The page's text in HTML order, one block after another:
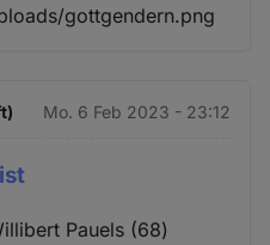
gottgendern.png
Mo. 6 Feb 2023 - 23:12
Pauels (68)